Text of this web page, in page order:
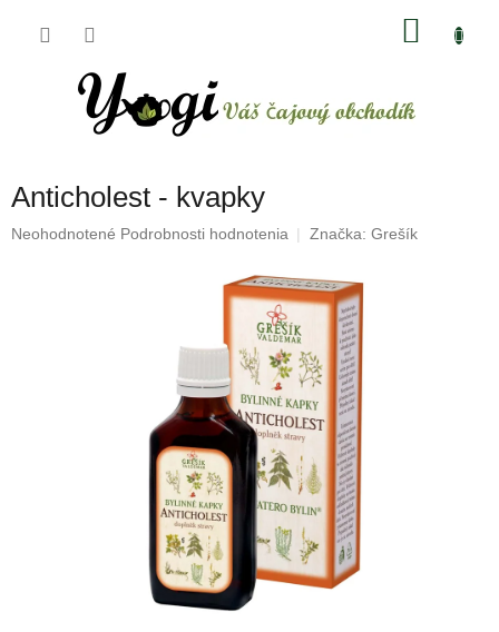
Anticholest - kvapky
Priemerné
Neohodnotené Podrobnosti hodnotenia Značka: Grešík